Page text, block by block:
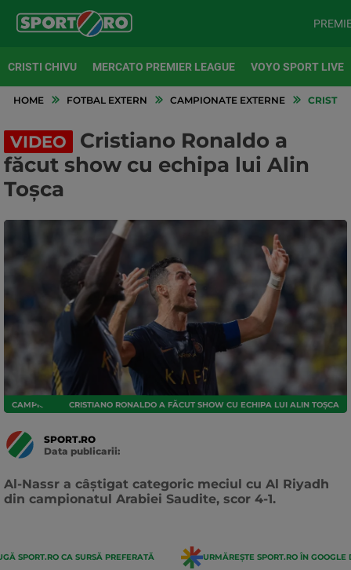
CRISTI CHIVU MERCATO PREMIER LEAGUE VOYO SPORT LIVE
HOME FOTBAL EXTERN CAMPIONATE EXTERNE
VIDEO
Cristiano Ronaldo a
făcut show cu echipa lui Alin
Toșca
CAMPIONATE EXTERNECRISTIANO RONALDO A FĂCUT SHOW CU ECHIPA LUI ALIN TOȘCA
SPORT.RO
Data publicarii:
Al-Nassr a câștigat categoric meciul cu Al Riyadh
din campionatul Arabiei Saudite, scor 4-1.
SPORT.RO CA SURSĂ PREFERATĂ URMĂREȘTE SPORT.RO ÎN GOOGLE